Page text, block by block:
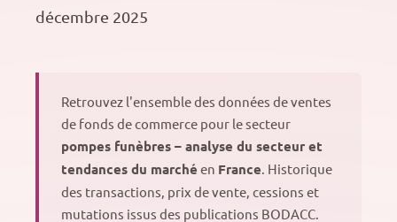
décembre 2025
Retrouvez l'ensemble des données de ventes
de fonds de commerce pour le secteur
pompes funèbres – analyse du secteur et
tendances du marché en France. Historique
des transactions, prix de vente, cessions et
mutations issus des publications BODACC.